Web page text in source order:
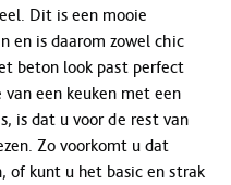
Dit is een mooie
en is daarom zowel chic
beton look past perfect
een keuken met een
is dat u voor de rest van
Zo voorkomt u dat
of kunt u het basic en strak